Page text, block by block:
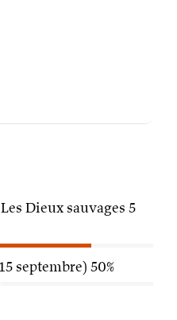
Dieux sauvages 5
septembre) 50%